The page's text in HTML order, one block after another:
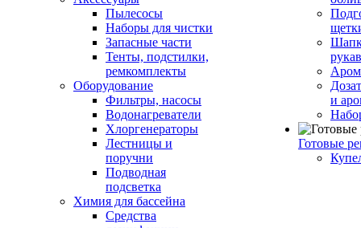
Пылесосы
Наборы для чистки
Запасные части
Тенты, подстилки,
ремкомплекты
Оборудование
Фильтры, насосы
Водонагреватели
Хлоргенераторы
Лестницы и
поручни
Подводная
подсветка
Химия для бассейна
Средства
и
Готовые